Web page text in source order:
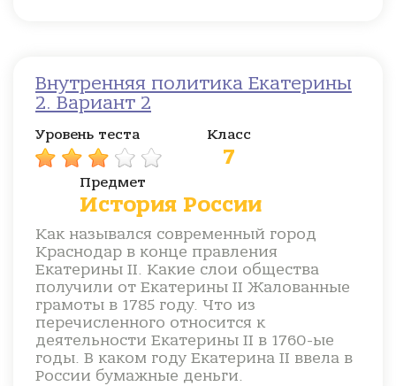
Внутренняя политика Екатерины
2. Вариант 2
Уровень теста Класс
7
Предмет
История России
Как назывался современный город
Краснодар в конце правления
Екатерины II. Какие слои общества
получили от Екатерины II Жалованные
грамоты в 1785 году. Что из
перечисленного относится к
деятельности Екатерины II в 1760-ые
годы. В каком году Екатерина II ввела в
России бумажные деньги.